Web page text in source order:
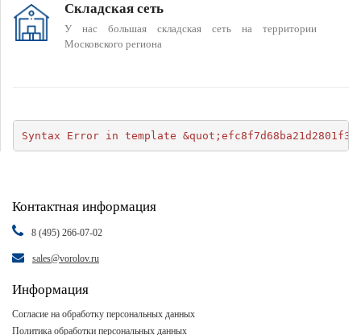
Складская сеть
У нас большая складская сеть на территории
Московского региона
Syntax Error in template
Контактная информация
8 (495) 266-07-02
sales@vorolov.ru
Информация
Согласие на обработку персональных данных
Политика обработки персональных данных